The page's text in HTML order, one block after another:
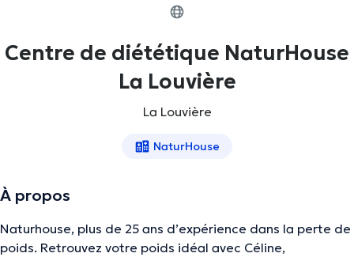
Centre de diététique NaturHouse
La Louvière
La Louvière
NaturHouse
À propos
Naturhouse, plus de 25 ans d’expérience dans la perte de
poids. Retrouvez votre poids idéal avec Céline,